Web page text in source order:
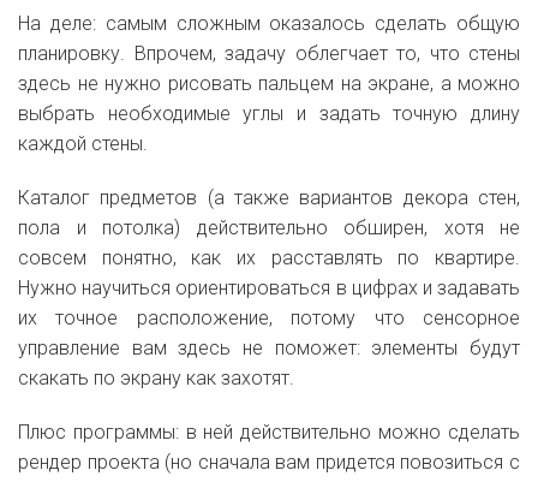
На деле: самым сложным оказалось сделать общую
планировку. Впрочем, задачу облегчает то, что стены
здесь не нужно рисовать пальцем на экране, а можно
выбрать необходимые углы и задать точную длину
каждой стены.
Каталог предметов (а также вариантов декора стен,
пола и потолка) действительно обширен, хотя не
совсем понятно, как их расставлять по квартире.
Нужно научиться ориентироваться в цифрах и задавать
их точное расположение, потому что сенсорное
управление вам здесь не поможет: элементы будут
скакать по экрану как захотят.
Плюс программы: в ней действительно можно сделать
рендер проекта (но сначала вам придется повозиться с